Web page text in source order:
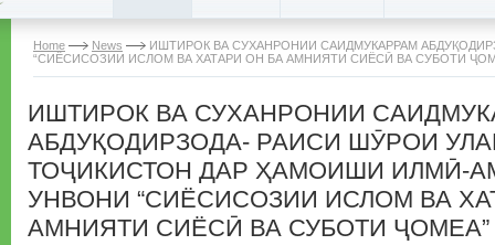
Home News
ИШТИРОК ВА СУХАНРОНИИ САИДМУКАРРАМ
“СИЁСИСОЗИИ ИСЛОМ ВА ХАТАРИ ОН БА АМНИЯТИ СИЁСӢ ВА СУБОТИ
ИШТИРОК ВА СУХАНРОНИИ
АБДУҚОДИРЗОДА- РАИСИ ШӮРОИ
ТОҶИКИСТОН ДАР ҲАМОИШИ ИЛМӢ-
УНВОНИ “СИЁСИСОЗИИ ИСЛОМ ВА
АМНИЯТИ СИЁСӢ ВА СУБОТИ ҶОМЕА”